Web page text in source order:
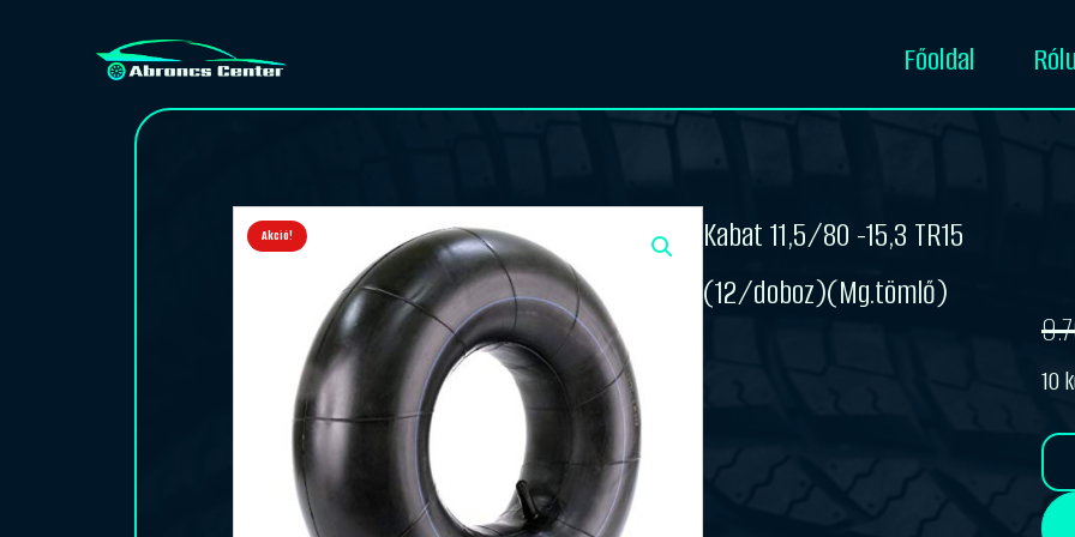
Főoldal
Akció!
Kabat 11,5/80 -15,3 TR15
(12/doboz)(Mg.tömlő)
is:
10
Kabat
11,5/80
-15,3
TR15